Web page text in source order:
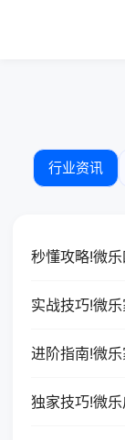
行业资讯
秒懂攻略!微
实战技巧!微
进阶指南!微
独家技巧!微